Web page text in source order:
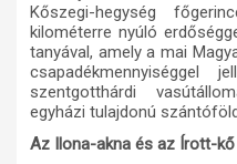
Kőszegi-hegység
kilométerre nyúló
tanyával, amely a mai
csapadékmennyiséggel
szentgotthárdi
egyházi tulajdonú
Az Ilona-akna és az Írott-kő